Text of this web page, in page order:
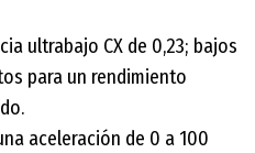
ultrabajo CX de 0,23; bajos
para un rendimiento
aceleración de 0 a 100